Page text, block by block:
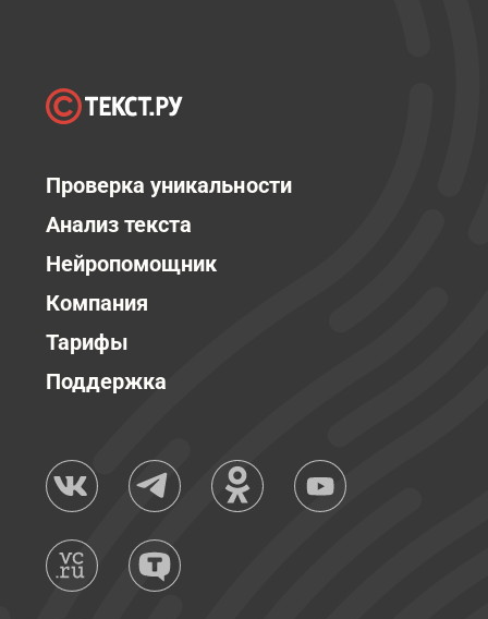
Проверка уникальности
Анализ текста
Нейропомощник
Компания
Тарифы
Поддержка